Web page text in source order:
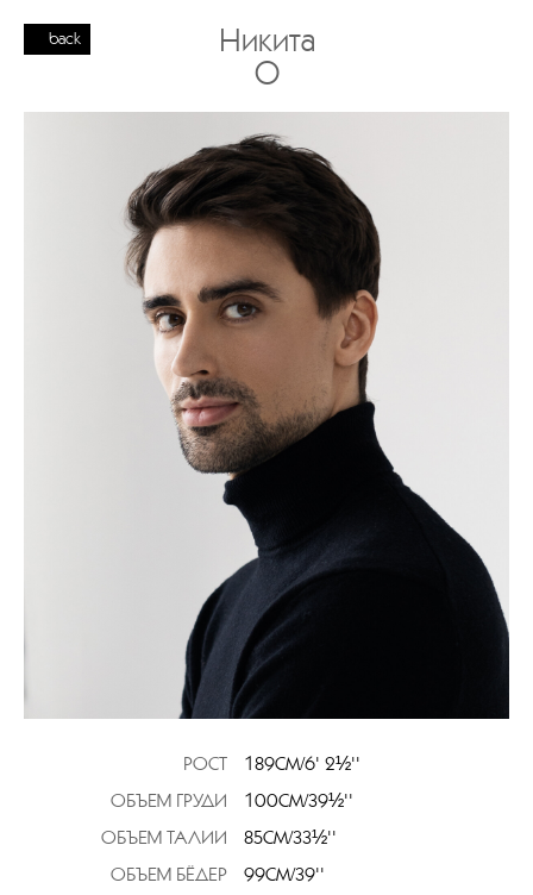
back
Никита
О
РОСТ
189CM/6' 2½''
ОБЪЕМ ГРУДИ
100CM/39½''
ОБЪЕМ ТАЛИИ
85CM/33½''
ОБЪЕМ БЁДЕР
99CM/39''